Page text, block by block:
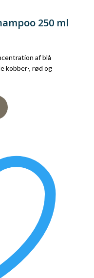
250 ml
af blå
kobber-, rød og